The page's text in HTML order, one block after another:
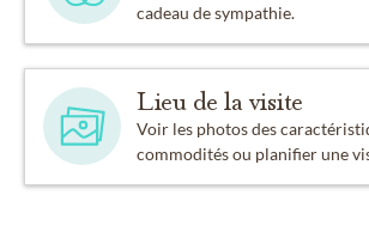
cadeau de sympathie.
Lieu de la visite
Voir les photos des
commodités ou planifier une